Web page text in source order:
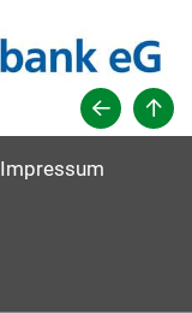
Impressum